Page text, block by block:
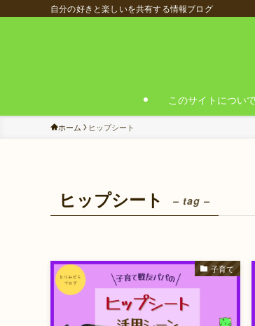
自分の好きと楽しいを共有する情報ブログ
このサイトについ
ホーム ヒップシート
ヒップシート – tag –
子育て